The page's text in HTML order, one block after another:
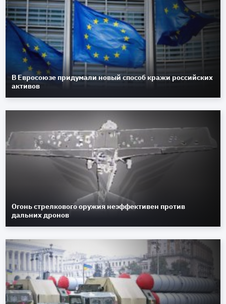
В Евросоюзе придумали новый способ кражи российских
активов
Огонь стрелкового оружия неэффективен против
дальних дронов